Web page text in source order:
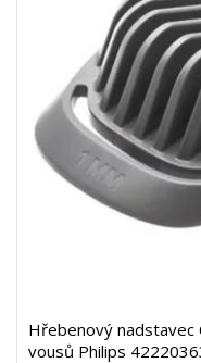
Hřebenový
vousů Philips